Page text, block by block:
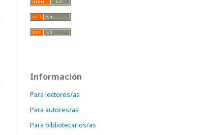
Información
Para lectores/as
Para autores/as
Para bibliotecarios/as